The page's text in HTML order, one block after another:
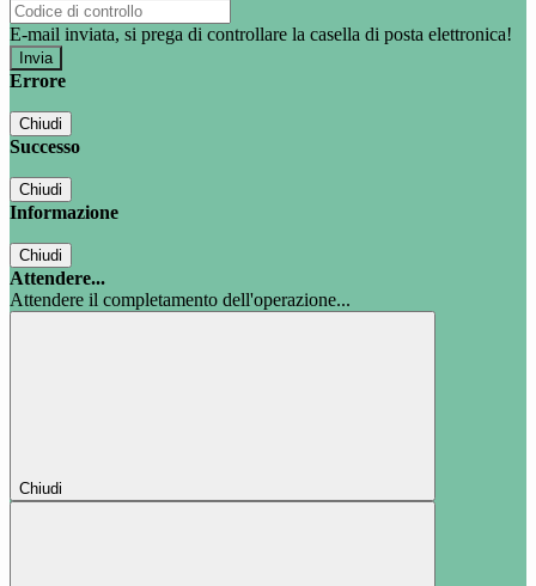
E-mail inviata, si prega di controllare la casella di posta elettronica!
Errore
Chiudi
Successo
Chiudi
Informazione
Chiudi
Attendere...
Attendere il completamento dell'operazione...
Chiudi